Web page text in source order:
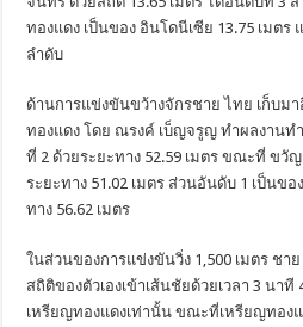
ทองแดง เป็นของ อินโดนีเซีย 13.75 เมตร
ลำดับ
ด้านการแข่งขันขว้างจักรชาย ไทย เก็บมา
ทองแดง โดย ณรงค์ เบ็ญจรูญ ทำผลงานท
ที่ 2 ด้วยระยะทาง 52.59 เมตร ขณะที่ ข
ระยะทาง 51.02 เมตร ส่วนอันดับ 1 เป็นข
ทาง 56.62 เมตร
ในส่วนของการแข่งขันวิ่ง 1,500 เมตร ชา
สถิติของตัวเองเข้าเส้นชัยด้วยเวลา 3 นา
เหรียญทองแดงเท่านั้น ขณะที่เหรียญทองแ